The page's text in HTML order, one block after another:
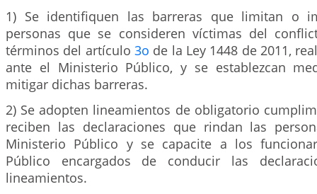
1) Se identifiquen las barreras que limitan o
personas que se consideren víctimas del
términos del artículo 3o de la Ley 1448 de 2011,
ante el Ministerio Público, y se establezcan
mitigar dichas barreras.
2) Se adopten lineamientos de obligatorio
reciben las declaraciones que rindan las
Ministerio Público y se capacite a los
Público encargados de conducir las
lineamientos.